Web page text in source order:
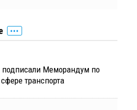
подписали Меморандум по
транспорта